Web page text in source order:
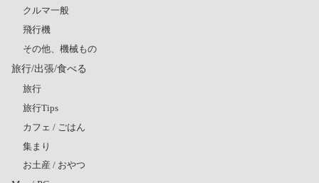
クルマ一般
飛行機
その他、機械もの
旅行/出張/食べる
旅行
旅行Tips
カフェ / ごはん
集まり
お土産 / おやつ